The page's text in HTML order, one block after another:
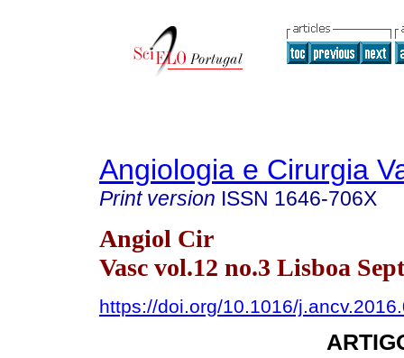
Angiologia e Cirurgia
Print version ISSN 1646-706X
Angiol Cir
Vasc vol.12 no.3 Lisboa
https://doi.org/10.1016/